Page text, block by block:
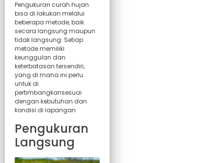
Pengukuran curah hujan
bisa di lakukan melalui
beberapa metode, baik
secara langsung maupun
tidak langsung. Setiap
metode memiliki
keunggulan dan
keterbatasan tersendiri,
yang di mana ini perlu
untuk di
pertimbangkansesuai
dengan kebutuhan dan
kondisi di lapangan
Pengukuran
Langsung